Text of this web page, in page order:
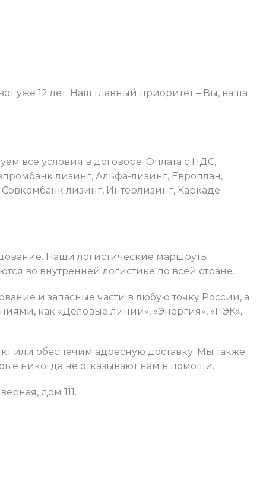
уже 12 лет. Наш главный приоритет – Вы, ваша
все условия в договоре. Оплата с НДС,
лизинг, Альфа-лизинг, Европлан,
лизинг, Интерлизинг, Каркаде
Наши логистические маршруты
во внутренней логистике по всей стране.
и запасные части в любую точку России, а
как «Деловые линии», «Энергия», «ПЭК»,
или обеспечим адресную доставку. Мы также
никогда не отказывают нам в помощи.
дом 111.